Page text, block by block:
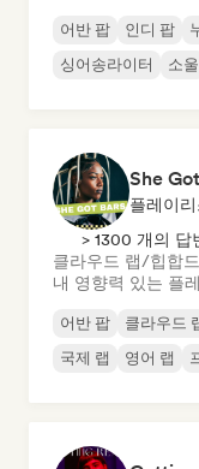
어반 팝 인디 팝
싱어송라이터
소울
She
플레이
> 1300 개의 답
클라우드 랩/힙합
내 영향력 있는 플
어반 팝 클라우드
국제 랩
영어 랩